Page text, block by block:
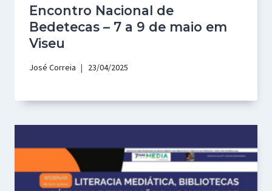
Encontro Nacional de
Bedetecas – 7 a 9 de maio em
Viseu
José Correia 23/04/2025